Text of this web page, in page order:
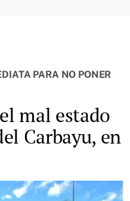
PARA NO PONER
mal estado
Carbayu, en